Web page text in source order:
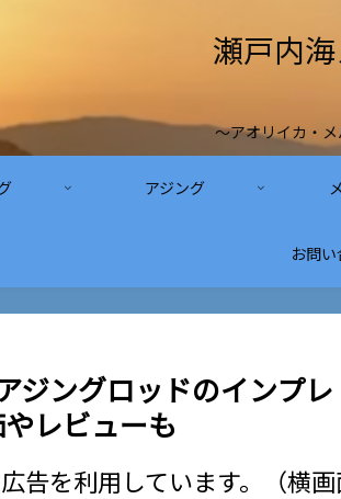
瀬戸内
～アオリイカ・
アジング
お問
ジングロッドのインプ
レビューも
告を利用しています。（横